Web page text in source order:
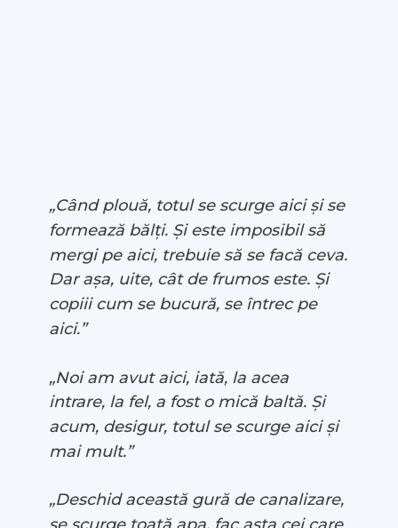
„Când plouă, totul se scurge aici și se
formează bălți. Și este imposibil să
mergi pe aici, trebuie să se facă ceva.
Dar așa, uite, cât de frumos este. Și
copiii cum se bucură, se întrec pe
aici.”
„Noi am avut aici, iată, la acea
intrare, la fel, a fost o mică baltă. Și
acum, desigur, totul se scurge aici și
mai mult.”
„Deschid această gură de canalizare,